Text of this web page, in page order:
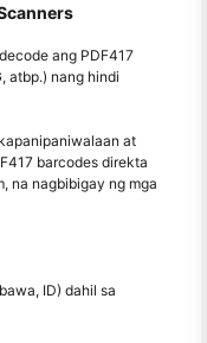
ang PDF417
atbp.) nang hindi
at
barcodes direkta
na nagbibigay ng mga
ID) dahil sa